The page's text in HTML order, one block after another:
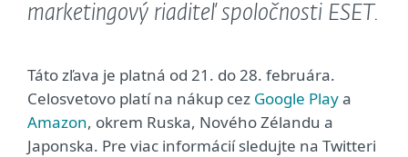
marketingový riaditeľ spoločnosti ESET.
Táto zľava je platná od 21. do 28. februára.
Celosvetovo platí na nákup cez Google Playa
Amazon, okrem Ruska, Nového Zélandu a
Japonska. Pre viac informácií sledujte na Twitteri